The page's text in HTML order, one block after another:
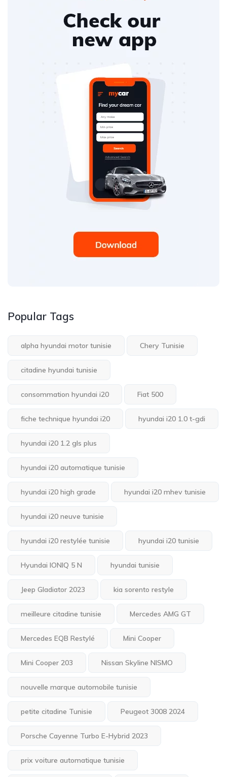
Popular Tags
alpha hyundai motor tunisie Chery Tunisie
citadine hyundai tunisie
consommation hyundai i20 Fiat 500
fiche technique hyundai i20 hyundai i20 1.0 t-gdi
hyundai i20 1.2 gls plus
hyundai i20 automatique tunisie
hyundai i20 high grade hyundai i20 mhev tunisie
hyundai i20 neuve tunisie
hyundai i20 restylée tunisie hyundai i20 tunisie
Hyundai IONIQ 5 N hyundai tunisie
Jeep Gladiator 2023 kia sorento restyle
meilleure citadine tunisie Mercedes AMG GT
Mercedes EQB Restylé Mini Cooper
Mini Cooper 203 Nissan Skyline NISMO
nouvelle marque automobile tunisie
petite citadine Tunisie Peugeot 3008 2024
Porsche Cayenne Turbo E-Hybrid 2023
prix voiture automatique tunisie